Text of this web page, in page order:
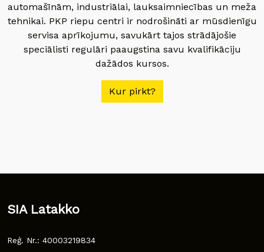
automašīnām, industriālai, lauksaimniecības un meža
tehnikai. PKP riepu centri ir nodrošināti ar mūsdienīgu
servisa aprīkojumu, savukārt tajos strādājošie
speciālisti regulāri paaugstina savu kvalifikāciju
dažādos kursos.
Kur pirkt?
SIA Latakko
Reģ. Nr.: 40003219834